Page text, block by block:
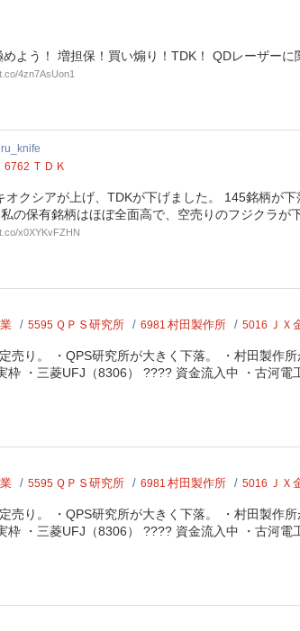
よう！ 増担保！買い煽り！TDK！ QDレーザー
4zn7AsUon1
6762 ＴＤＫ
クシアが上げ、TDKが下げました。 145銘柄が
の保有銘柄はほぼ全面高で、空売りのフジクラ
x0XYKvFZHN
5595 ＱＰＳ研究所 6981 村田製作所 5016 ＪＸ
売り。 ・QPS研究所が大きく下落。 ・村田製作
枠 ・三菱UFJ（8306） ???? 資金流入中 ・古河
5595 ＱＰＳ研究所 6981 村田製作所 5016 ＪＸ
売り。 ・QPS研究所が大きく下落。 ・村田製作
枠 ・三菱UFJ（8306） ???? 資金流入中 ・古河